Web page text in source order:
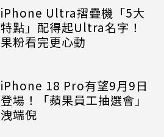
iPhone Ultra摺疊機「5大
特點」配得起Ultra名字！
果粉看完更心動
iPhone 18 Pro有望9月9日
登場！「蘋果員工抽選會」
洩端倪